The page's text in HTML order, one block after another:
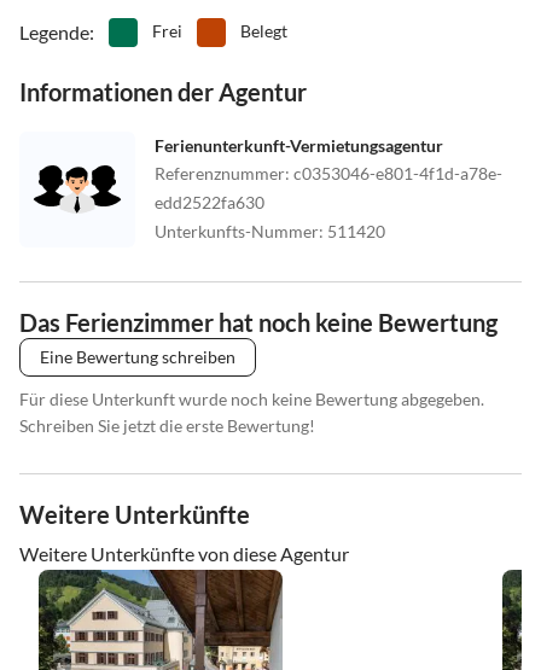
Legende: Frei Belegt
Informationen der Agentur
Ferienunterkunft-Vermietungsagentur
Referenznummer: c0353046-e801-4f1d-a78e-
edd2522fa630
Unterkunfts-Nummer: 511420
Das Ferienzimmer hat noch keine Bewertung
Eine Bewertung schreiben
Für diese Unterkunft wurde noch keine Bewertung abgegeben.
Schreiben Sie jetzt die erste Bewertung!
Weitere Unterkünfte
Weitere Unterkünfte von diese Agentur